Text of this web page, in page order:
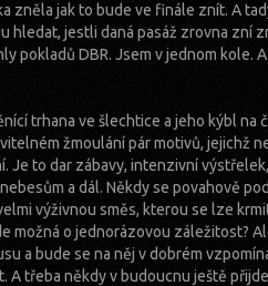
zněla jak to bude ve finále znít. A
hledat, jestli daná pasáž zrovna zní
pokladů DBR. Jsem v jednom kole.
trhana ve šlechtice a jeho kýbl na
žmoulání pár motivů, jejichž
Je to dar zábavy, intenzivní
a dál. Někdy se povahově
výživnou směs, kterou se lze
možná o jednorázovou záležitost?
a bude se na něj v dobrém
třeba někdy v budoucnu ještě